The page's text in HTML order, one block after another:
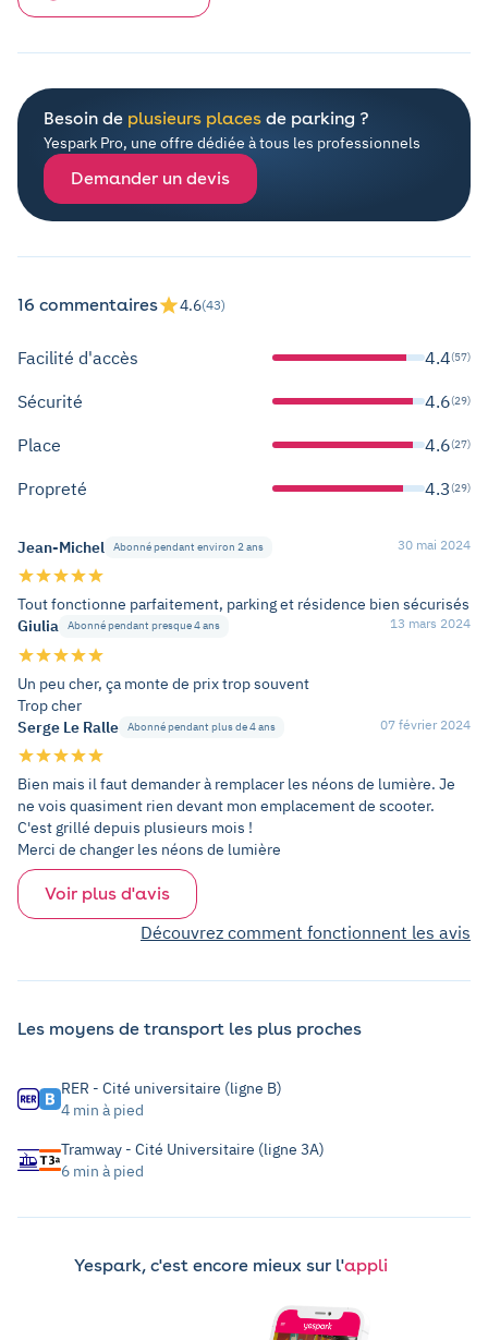
Besoin de plusieurs places de parking ?
Yespark Pro, une offre dédiée à tous les professionnels
Demander un devis
16 commentaires 4.6(43)
Facilité d'accès 4.4(57)
Sécurité 4.6(29)
Place 4.6(27)
Propreté 4.3(29)
Jean-Michel Abonné pendant environ 2 ans 30 mai 2024
Tout fonctionne parfaitement, parking et résidence bien sécurisés
Giulia
Abonné pendant presque 4 ans 13 mars 2024
Un peu cher, ça monte de prix trop souvent
Trop cher
Serge Le Ralle
Abonné pendant plus de 4 ans 07 février 2024
Bien mais il faut demander à remplacer les néons de lumière. Je
ne vois quasiment rien devant mon emplacement de scooter.
C'est grillé depuis plusieurs mois !
Merci de changer les néons de lumière
Voir plus d'avis
Découvrez comment fonctionnent les avis
Les moyens de transport les plus proches
RER - Cité universitaire (ligne B)
4 min à pied
Tramway - Cité Universitaire (ligne 3A)
6 min à pied
Yespark, c'est encore mieux sur l'appli